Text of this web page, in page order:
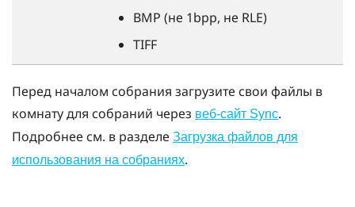
BMP (не 1bpp, не RLE)
TIFF
Перед началом собрания загрузите свои файлы в
комнату для собраний через веб-сайт Sync.
Подробнее см. в разделе Загрузка файлов для
использования на собраниях.